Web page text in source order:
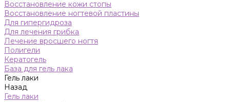
Восстановление кожи стопы
Восстановление ногтевой пластины
Для гипергидроза
Для лечения грибка
Лечение вросшего ногтя
Полигели
Кератогель
База для гель лака
Гель лаки
Назад
Гель лаки